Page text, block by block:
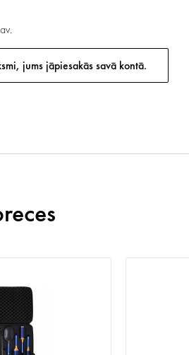
jums jāpiesakās savā kontā.